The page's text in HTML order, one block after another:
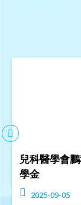
兒科醫學會
學金
2025-09-05